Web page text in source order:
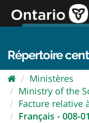
directement
au
Répertoire
Ministères
Ministry of the
Facture relative
Français - 008-